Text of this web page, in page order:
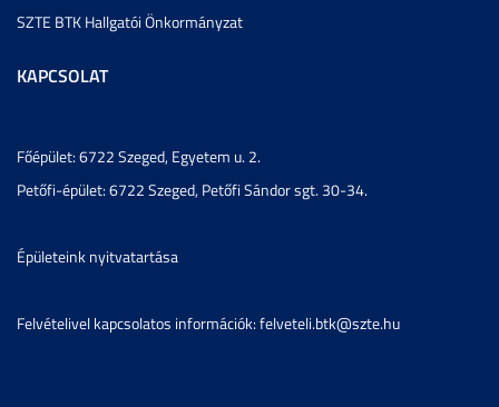
SZTE BTK Hallgatói Önkormányzat
KAPCSOLAT
Főépület: 6722 Szeged, Egyetem u. 2.
Petőfi-épület: 6722 Szeged, Petőfi Sándor sgt. 30-34.
Épületeink nyitvatartása
Felvételivel kapcsolatos információk: felveteli.btk@szte.hu